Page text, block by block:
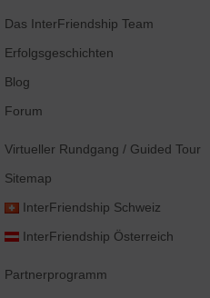
Das InterFriendship Team
Erfolgsgeschichten
Blog
Forum
Virtueller Rundgang / Guided Tour
Sitemap
InterFriendship Schweiz
InterFriendship Österreich
Partnerprogramm